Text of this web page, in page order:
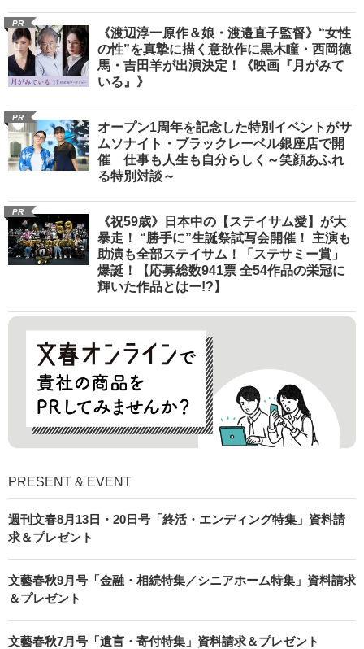
PR
《渡辺淳一原作＆娘・渡邉直子監督》“女性
の性”を真摯に描く意欲作に黒木瞳・西岡德
馬・吉田羊が出演決定！《映画『月がみて
いる』》
PR
オープン1周年を記念した特別イベントがサ
ムソナイト・ブラックレーベル銀座店で開
催 仕事も人生も自分らしく～笑顔あふれ
る特別対談～
PR
《祝59歳》日本中の【ステイサム愛】が大
暴走！ “勝手に”生誕祭試写会開催！ 主演も
助演も全部ステイサム！「ステサミー賞」
爆誕！【応募総数941票 全54作品の栄冠に
輝いた作品とはー!?】
PRESENT & EVENT
週刊文春8月13日・20日号「終活・エンディング特集」資料請
求＆プレゼント
文藝春秋9月号「金融・相続特集／シニアホーム特集」資料請求
＆プレゼント
文藝春秋7月号「遺言・寄付特集」資料請求＆プレゼント